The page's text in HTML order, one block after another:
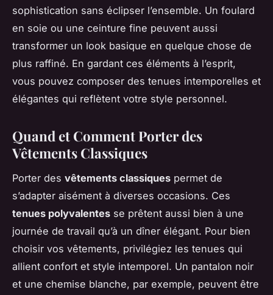
sophistication sans éclipser l’ensemble. Un foulard
en soie ou une ceinture fine peuvent aussi
transformer un look basique en quelque chose de
plus raffiné. En gardant ces éléments à l’esprit,
vous pouvez composer des tenues intemporelles et
élégantes qui reflètent votre style personnel.
Quand et Comment Porter des
Vêtements Classiques
Porter des vêtements classiques permet de
s’adapter aisément à diverses occasions. Ces
tenues polyvalentes se prêtent aussi bien à une
journée de travail qu’à un dîner élégant. Pour bien
choisir vos vêtements, privilégiez les tenues qui
allient confort et style intemporel. Un pantalon noir
et une chemise blanche, par exemple, peuvent être